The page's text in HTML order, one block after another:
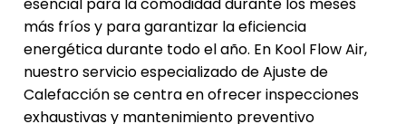
esencial para la comodidad durante los meses
más fríos y para garantizar la eficiencia
energética durante todo el año. En Kool Flow Air,
nuestro servicio especializado de Ajuste de
Calefacción se centra en ofrecer inspecciones
exhaustivas y mantenimiento preventivo